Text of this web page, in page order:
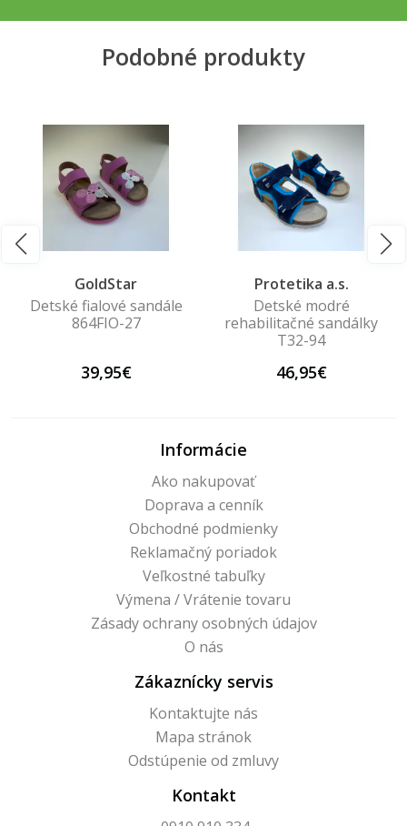
Podobné produkty
GoldStar
Detské fialové sandále
864FIO-27
39,95€
Protetika a.s.
Detské modré
rehabilitačné sandálky
T32-94
46,95€
Informácie
Ako nakupovať
Doprava a cenník
Obchodné podmienky
Reklamačný poriadok
Veľkostné tabuľky
Výmena / Vrátenie tovaru
Zásady ochrany osobných údajov
O nás
Zákaznícky servis
Kontaktujte nás
Mapa stránok
Odstúpenie od zmluvy
Kontakt